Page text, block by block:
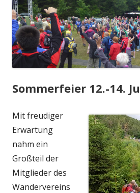
Sommerfeier 12.-14.
Mit freudiger
Erwartung
nahm ein
Großteil der
Mitglieder des
Wandervereins